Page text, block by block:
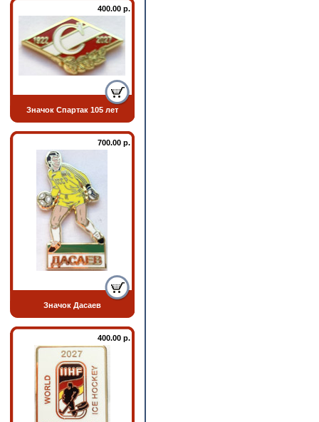
400.00 р.
Значок Спартак 105 лет
700.00 р.
Значок Дасаев
400.00 р.